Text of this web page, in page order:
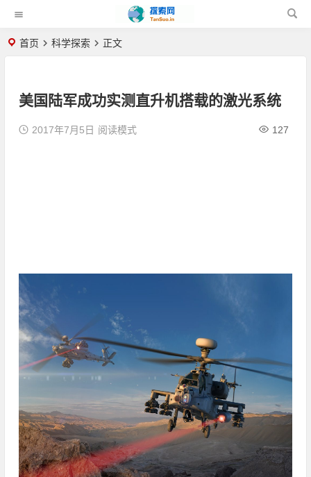
首页 科学探索 正文
美国陆军成功实测直升机搭载的激光系统
2017年7月5日 127
阅读模式